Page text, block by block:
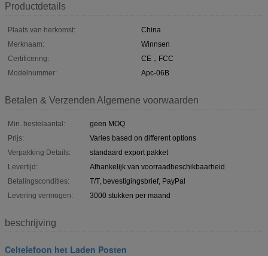
Productdetails
Plaats van herkomst:
China
Merknaam:
Winnsen
Certificering:
CE，FCC
Modelnummer:
Apc-06B
Betalen & Verzenden Algemene voorwaarden
Min. bestelaantal:
geen MOQ
Prijs:
Varies based on different options
Verpakking Details:
standaard export pakket
Levertijd:
Afhankelijk van voorraadbeschikbaarheid
Betalingscondities:
T/T, bevestigingsbrief, PayPal
Levering vermogen:
3000 stukken per maand
beschrijving
Celtelefoon het Laden Posten